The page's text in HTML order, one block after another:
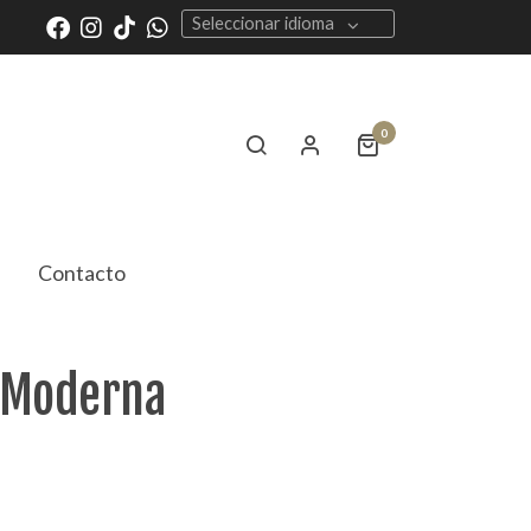
Seleccionar idioma
0
Contacto